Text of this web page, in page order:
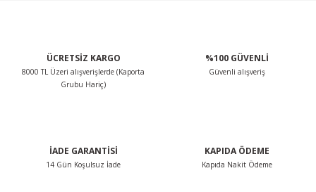
ÜCRETSİZ KARGO
8000 TL Üzeri alışverişlerde (Kaporta
Grubu Hariç)
%100 GÜVENLİ
Güvenli alışveriş
İADE GARANTİSİ
14 Gün Koşulsuz İade
KAPIDA ÖDEME
Kapıda Nakit Ödeme